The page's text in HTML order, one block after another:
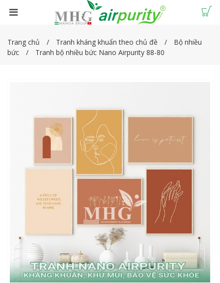
Trang chủ Tranh kháng khuẩn theo chủ đề
Bộ nhiều
bức
Tranh bộ nhiều bức Nano Airpurity 88-80